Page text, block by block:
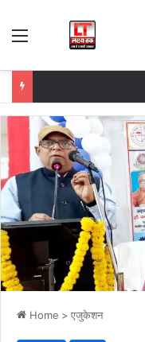
Menu
Home > एजुकेशन